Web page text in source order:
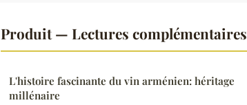
Produit — Lectures complémentaires
L'histoire fascinante du vin arménien: héritage
millénaire